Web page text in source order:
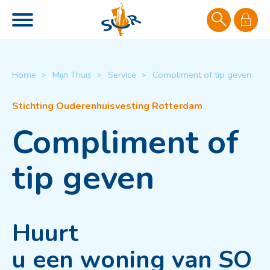
Naar de homepage
Ga naar Hoofd
Home Mijn Thuis Service Compliment of tip geven
Compliment of
tip geven
Huurt
u een woning van SO